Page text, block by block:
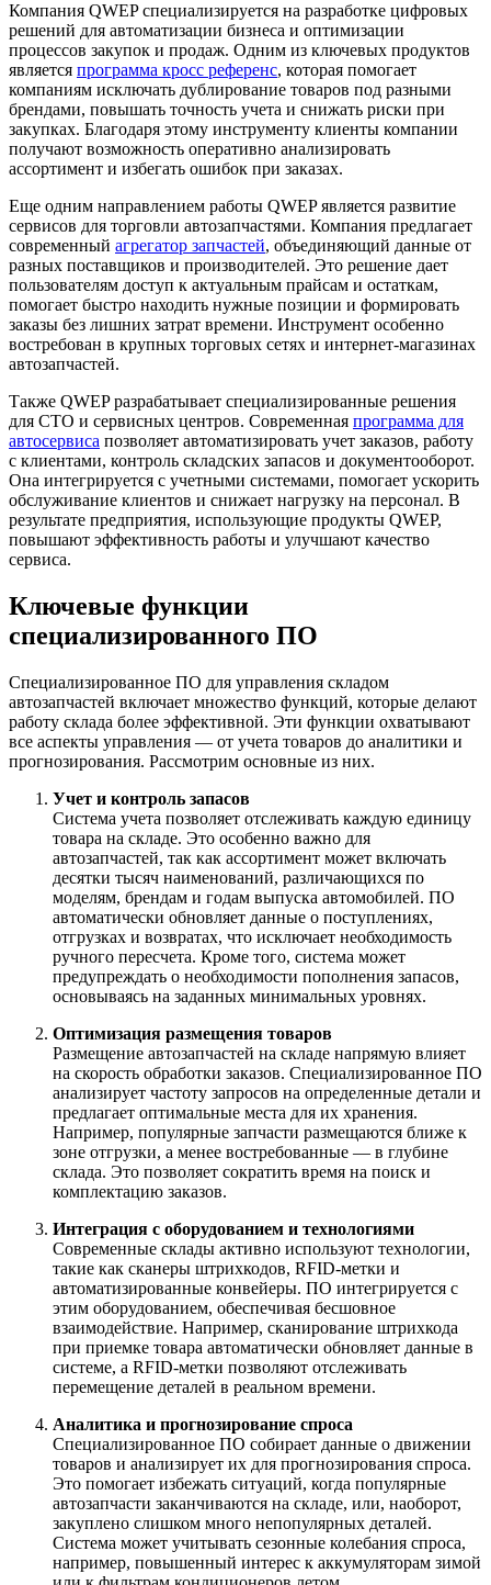
Компания QWEP специализируется на разработке цифровых
решений для автоматизации бизнеса и оптимизации
процессов закупок и продаж. Одним из ключевых продуктов
является программа кросс референс, которая помогает
компаниям исключать дублирование товаров под разными
брендами, повышать точность учета и снижать риски при
закупках. Благодаря этому инструменту клиенты компании
получают возможность оперативно анализировать
ассортимент и избегать ошибок при заказах.
Еще одним направлением работы QWEP является развитие
сервисов для торговли автозапчастями. Компания предлагает
современный агрегатор запчастей, объединяющий данные от
разных поставщиков и производителей. Это решение дает
пользователям доступ к актуальным прайсам и остаткам,
помогает быстро находить нужные позиции и формировать
заказы без лишних затрат времени. Инструмент особенно
востребован в крупных торговых сетях и интернет-магазинах
автозапчастей.
Также QWEP разрабатывает специализированные решения
для СТО и сервисных центров. Современная программа для
автосервиса позволяет автоматизировать учет заказов, работу
с клиентами, контроль складских запасов и документооборот.
Она интегрируется с учетными системами, помогает ускорить
обслуживание клиентов и снижает нагрузку на персонал. В
результате предприятия, использующие продукты QWEP,
повышают эффективность работы и улучшают качество
сервиса.
Ключевые функции
специализированного ПО
Специализированное ПО для управления складом
автозапчастей включает множество функций, которые делают
работу склада более эффективной. Эти функции охватывают
все аспекты управления — от учета товаров до аналитики и
прогнозирования. Рассмотрим основные из них.
Учет и контроль запасов
Система учета позволяет отслеживать каждую единицу
товара на складе. Это особенно важно для
автозапчастей, так как ассортимент может включать
десятки тысяч наименований, различающихся по
моделям, брендам и годам выпуска автомобилей. ПО
автоматически обновляет данные о поступлениях,
отгрузках и возвратах, что исключает необходимость
ручного пересчета. Кроме того, система может
предупреждать о необходимости пополнения запасов,
основываясь на заданных минимальных уровнях.
Оптимизация размещения товаров
Размещение автозапчастей на складе напрямую влияет
на скорость обработки заказов. Специализированное ПО
анализирует частоту запросов на определенные детали и
предлагает оптимальные места для их хранения.
Например, популярные запчасти размещаются ближе к
зоне отгрузки, а менее востребованные — в глубине
склада. Это позволяет сократить время на поиск и
комплектацию заказов.
Интеграция с оборудованием и технологиями
Современные склады активно используют технологии,
такие как сканеры штрихкодов, RFID-метки и
автоматизированные конвейеры. ПО интегрируется с
этим оборудованием, обеспечивая бесшовное
взаимодействие. Например, сканирование штрихкода
при приемке товара автоматически обновляет данные в
системе, а RFID-метки позволяют отслеживать
перемещение деталей в реальном времени.
Аналитика и прогнозирование спроса
Специализированное ПО собирает данные о движении
товаров и анализирует их для прогнозирования спроса.
Это помогает избежать ситуаций, когда популярные
автозапчасти заканчиваются на складе, или, наоборот,
закуплено слишком много непопулярных деталей.
Система может учитывать сезонные колебания спроса,
например, повышенный интерес к аккумуляторам зимой